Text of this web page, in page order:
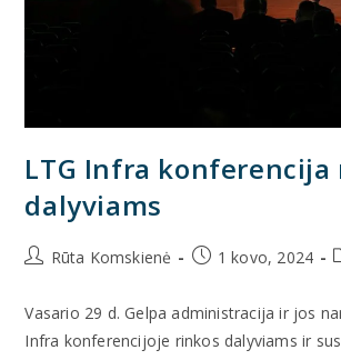
LTG Infra konferencija
dalyviams
Rūta Komskienė 1 kovo, 2024
Vasario 29 d. Gelpa administracija ir jos
Infra konferencijoje rinkos dalyviams ir